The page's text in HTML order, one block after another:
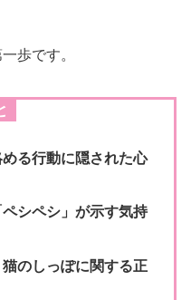
歩です。
る行動に隠された心
ペシペシ」が示す気持
のしっぽに関する正